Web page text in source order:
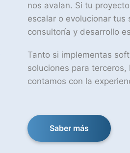
nos avalan. Si tu
escalar o evolucionar tus
consultoría y desarrollo
Tanto si implementas
soluciones para
contamos con la
Saber más